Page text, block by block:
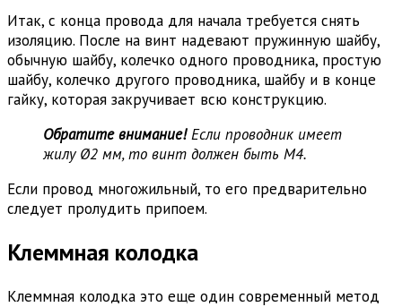
Итак, с конца провода для начала требуется снять
изоляцию. После на винт надевают пружинную шайбу,
обычную шайбу, колечко одного проводника, простую
шайбу, колечко другого проводника, шайбу и в конце
гайку, которая закручивает всю конструкцию.
Обратите внимание!Если проводник имеет
жилу Ø2 мм, то винт должен быть М4.
Если провод многожильный, то его предварительно
следует пролудить припоем.
Клеммная колодка
Клеммная колодка это еще один современный метод